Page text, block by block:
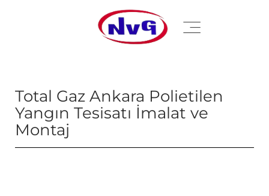
Total Gaz Ankara Polietilen
Yangın Tesisatı İmalat ve
Montaj